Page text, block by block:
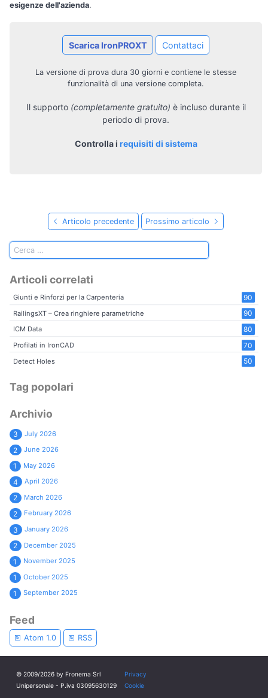
esigenze dell'azienda.
Scarica IronPROXT Contattaci
La versione di prova dura 30 giorni e contiene le stesse
funzionalità di una versione completa.
Il supporto (completamente gratuito) è incluso durante il
periodo di prova.
Controlla i requisiti di sistema
Articolo precedente Prossimo articolo
Articoli correlati
90
Giunti e Rinforzi per la Carpenteria
90
RailingsXT – Crea ringhiere parametriche
80
ICM Data
70
Profilati in IronCAD
50
Detect Holes
Tag popolari
Archivio
3 July 2026
2 June 2026
1 May 2026
4 April 2026
2 March 2026
2 February 2026
3 January 2026
2 December 2025
1 November 2025
1 October 2025
1 September 2025
Feed
Atom 1.0 RSS
© 2009/2026 by Fronema Srl
Unipersonale - P.iva 03095630129
Privacy
Cookie